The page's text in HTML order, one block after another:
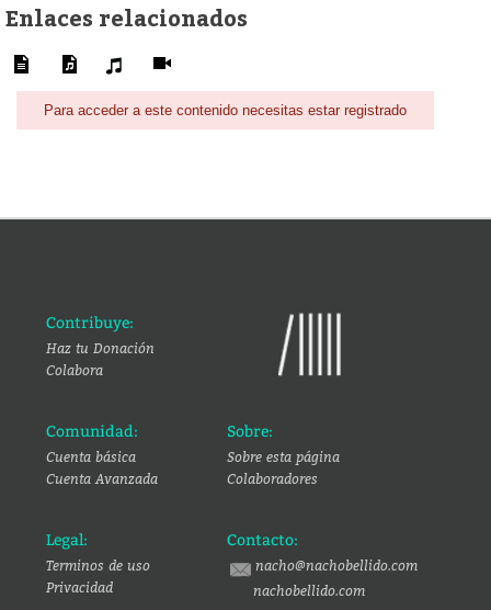
Enlaces relacionados
Para acceder a este contenido necesitas estar registrado
Contribuye:
Haz tu Donación
Colabora
Comunidad:
Cuenta básica
Cuenta Avanzada
Sobre:
Sobre esta página
Colaboradores
Legal:
Terminos de uso
Privacidad
Contacto:
nacho@nachobellido.com
nachobellido.com